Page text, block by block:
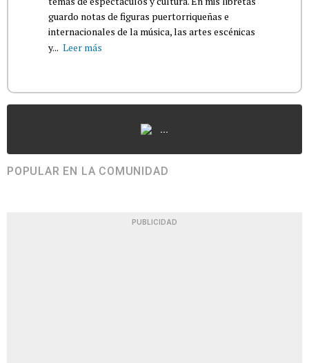
guardo notas de figuras puertorriqueñas e
internacionales de la música, las artes escénicas
y... Leer más
...
POPULAR EN LA COMUNIDAD
PUBLICIDAD